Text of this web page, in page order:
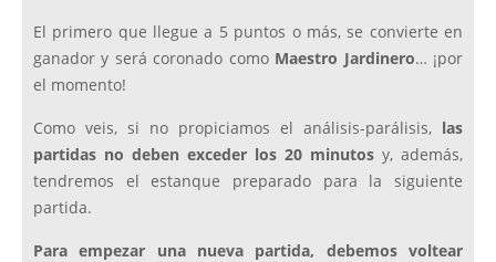
El primero que llegue a 5 puntos o más, se convierte en
ganador y será coronado como Maestro Jardinero… ¡por
el momento!
Como veis, si no propiciamos el análisis-parálisis, las
partidas no deben exceder los 20 minutos y, además,
tendremos el estanque preparado para la siguiente
partida.
Para empezar una nueva partida, debemos voltear